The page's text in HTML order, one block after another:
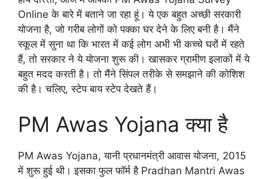
Online के बारे में बताने जा रहा हूं। ये एक बहुत अच्छी सरकारी
योजना है, जो गरीब लोगों को पक्का घर देने के लिए बनी है। मैंने
स्कूल में सुना था कि भारत में कई लोग अभी भी कच्चे घरों में रहते
हैं, तो सरकार ने ये योजना शुरू की। खासकर ग्रामीण इलाकों में ये
बहुत मदद करती है। तो मैंने सिंपल तरीके से समझाने की कोशिश
की है। चलिए, स्टेप बाय स्टेप देखते हैं।
PM Awas Yojana क्या है
PM Awas Yojana, यानी प्रधानमंत्री आवास योजना, 2015
में शुरू हुई थी। इसका फुल फॉर्म है Pradhan Mantri Awas